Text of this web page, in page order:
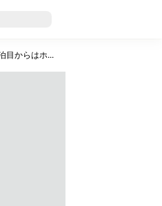
2泊目からはホテルのアレンジ可！自由気ままに楽しむマドリード旅プラン